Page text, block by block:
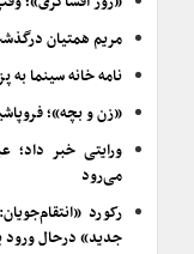
مریم همتیان
نامه خانه سینما
«زن و بچه»؛
ورایتی خبر داد؛
می‌رود
رکورد
جدید» درحال